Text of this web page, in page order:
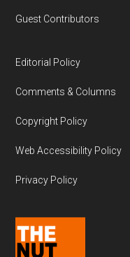
Guest Contributors
Editorial Policy
Comments & Columns
Copyright Policy
Web Accessibility Policy
Privacy Policy